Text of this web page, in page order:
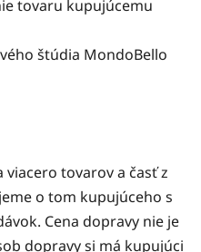
tovaru kupujúcemu
štúdia MondoBello
viacero tovarov a časť z
o tom kupujúceho s
Cena dopravy nie je
dopravy si má kupujúci